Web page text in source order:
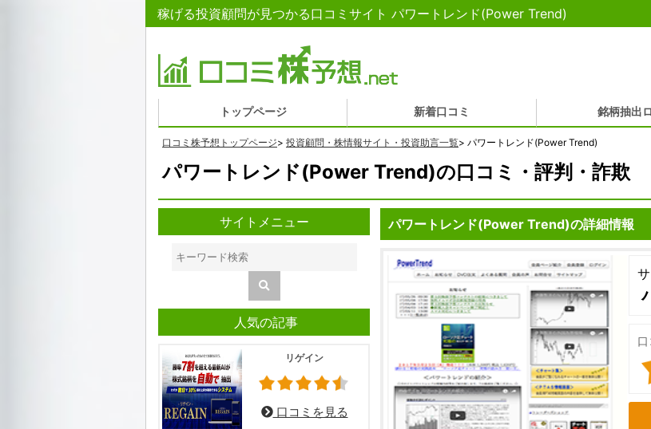
稼げる投資顧問が見つかる口コミサイト パワートレンド(Power Trend)
トップページ 新着口コミ 銘柄抽出
口コミ株予想トップページ> 投資顧問・株情報サイト・投資助言一覧> パワートレンド(Power Trend)
パワートレンド(Power Trend)の口コミ・評判・詐欺
パワートレンド(Power Trend)の詳細情報
サイトメニュー
人気の記事
リゲイン
口コミを見る